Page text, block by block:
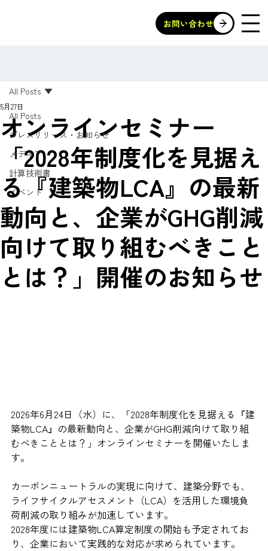
お問い合わせ
All Posts
プレスリリース・お知らせ
メディア
計算技術書
イベント
All Posts
オンラインセミナー
「2028年制度化を見据え
る『建築物LCA』の最新
動向と、企業がGHG削減
向けて取り組むべきこと
とは？」開催のお知らせ
5月27日
2026年6月24日（水）に、「2028年制度化を見据える『建
築物LCA』の最新動向と、企業がGHG削減向けて取り組
むべきこととは？」オンラインセミナーを開催いたしま
す。
カーボンニュートラルの実現に向けて、建築分野でも、
ライフサイクルアセスメント（LCA）を活用した環境負
荷削減の取り組みが加速しています。
2028年度には建築物LCA算定制度の開始も予定されてお
り、企業において実践的な対応が求められています。